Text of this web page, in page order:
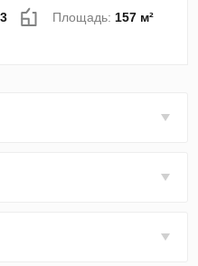
3 Площадь:157 м²